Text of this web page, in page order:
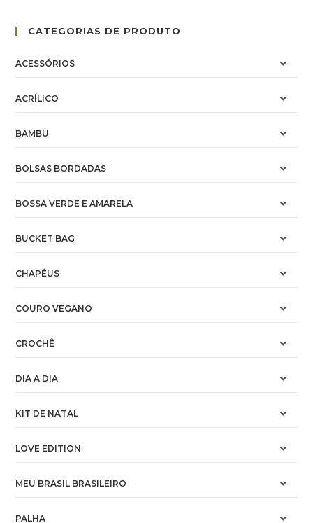
CATEGORIAS DE PRODUTO
ACESSÓRIOS
ACRÍLICO
BAMBU
BOLSAS BORDADAS
BOSSA VERDE E AMARELA
BUCKET BAG
CHAPÉUS
COURO VEGANO
CROCHÊ
DIA A DIA
KIT DE NATAL
LOVE EDITION
MEU BRASIL BRASILEIRO
PALHA